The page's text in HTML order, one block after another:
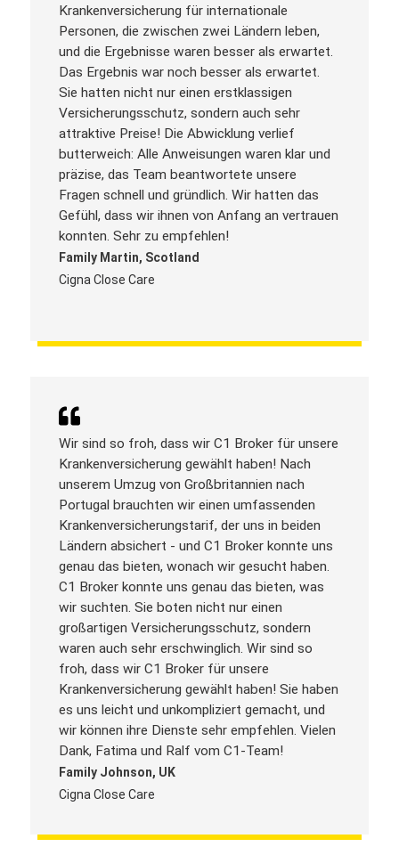
Krankenversicherung für internationale
Personen, die zwischen zwei Ländern leben,
und die Ergebnisse waren besser als erwartet.
Das Ergebnis war noch besser als erwartet.
Sie hatten nicht nur einen erstklassigen
Versicherungsschutz, sondern auch sehr
attraktive Preise! Die Abwicklung verlief
butterweich: Alle Anweisungen waren klar und
präzise, das Team beantwortete unsere
Fragen schnell und gründlich. Wir hatten das
Gefühl, dass wir ihnen von Anfang an vertrauen
konnten. Sehr zu empfehlen!
Family Martin, Scotland
Cigna Close Care​
Wir sind so froh, dass wir C1 Broker für unsere
Krankenversicherung gewählt haben! Nach
unserem Umzug von Großbritannien nach
Portugal brauchten wir einen umfassenden
Krankenversicherungstarif, der uns in beiden
Ländern absichert - und C1 Broker konnte uns
genau das bieten, wonach wir gesucht haben.
C1 Broker konnte uns genau das bieten, was
wir suchten. Sie boten nicht nur einen
großartigen Versicherungsschutz, sondern
waren auch sehr erschwinglich. Wir sind so
froh, dass wir C1 Broker für unsere
Krankenversicherung gewählt haben! Sie haben
es uns leicht und unkompliziert gemacht, und
wir können ihre Dienste sehr empfehlen. Vielen
Dank, Fatima und Ralf vom C1-Team!
Family Johnson, UK
Cigna Close Care